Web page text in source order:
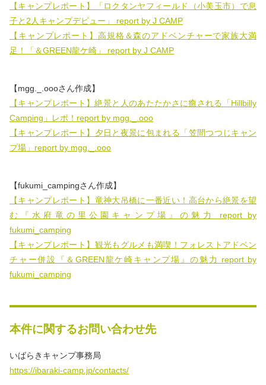
【キャンプレポート】「ロクタンヤフィールド（小美玉市）で息
子と2人キャンプデビュー」 report by J CAMP
【キャンプレポート】高規格＆森のアドベンチャーで家族大満
足！「＆GREEN龍ケ崎」 report by J CAMP
【mgg._.oooさん作成】
【キャンプレポート】絶景と人のあたたかさに癒される「Hillbilly
Camping」レポ！report by mgg._.ooo
【キャンプレポート】夕日と夜景に包まれる「笠間つつじキャン
プ場」report by mgg._.ooo
【fukumi_campingさん作成】
【キャンプレポート】竜神大吊橋に一番近い！高台から絶景を望
む『水府竜の里公園キャンプ場』の魅力 report by
fukumi_camping
【キャンプレポート】観光もグルメも満喫！フォレストアドベン
チャー併設『＆GREEN龍ケ崎キャンプ場』の魅力 report by
fukumi_camping
本件に関するお問い合わせ先
いばらきキャンプ事務局
https://ibaraki-camp.jp/contacts/